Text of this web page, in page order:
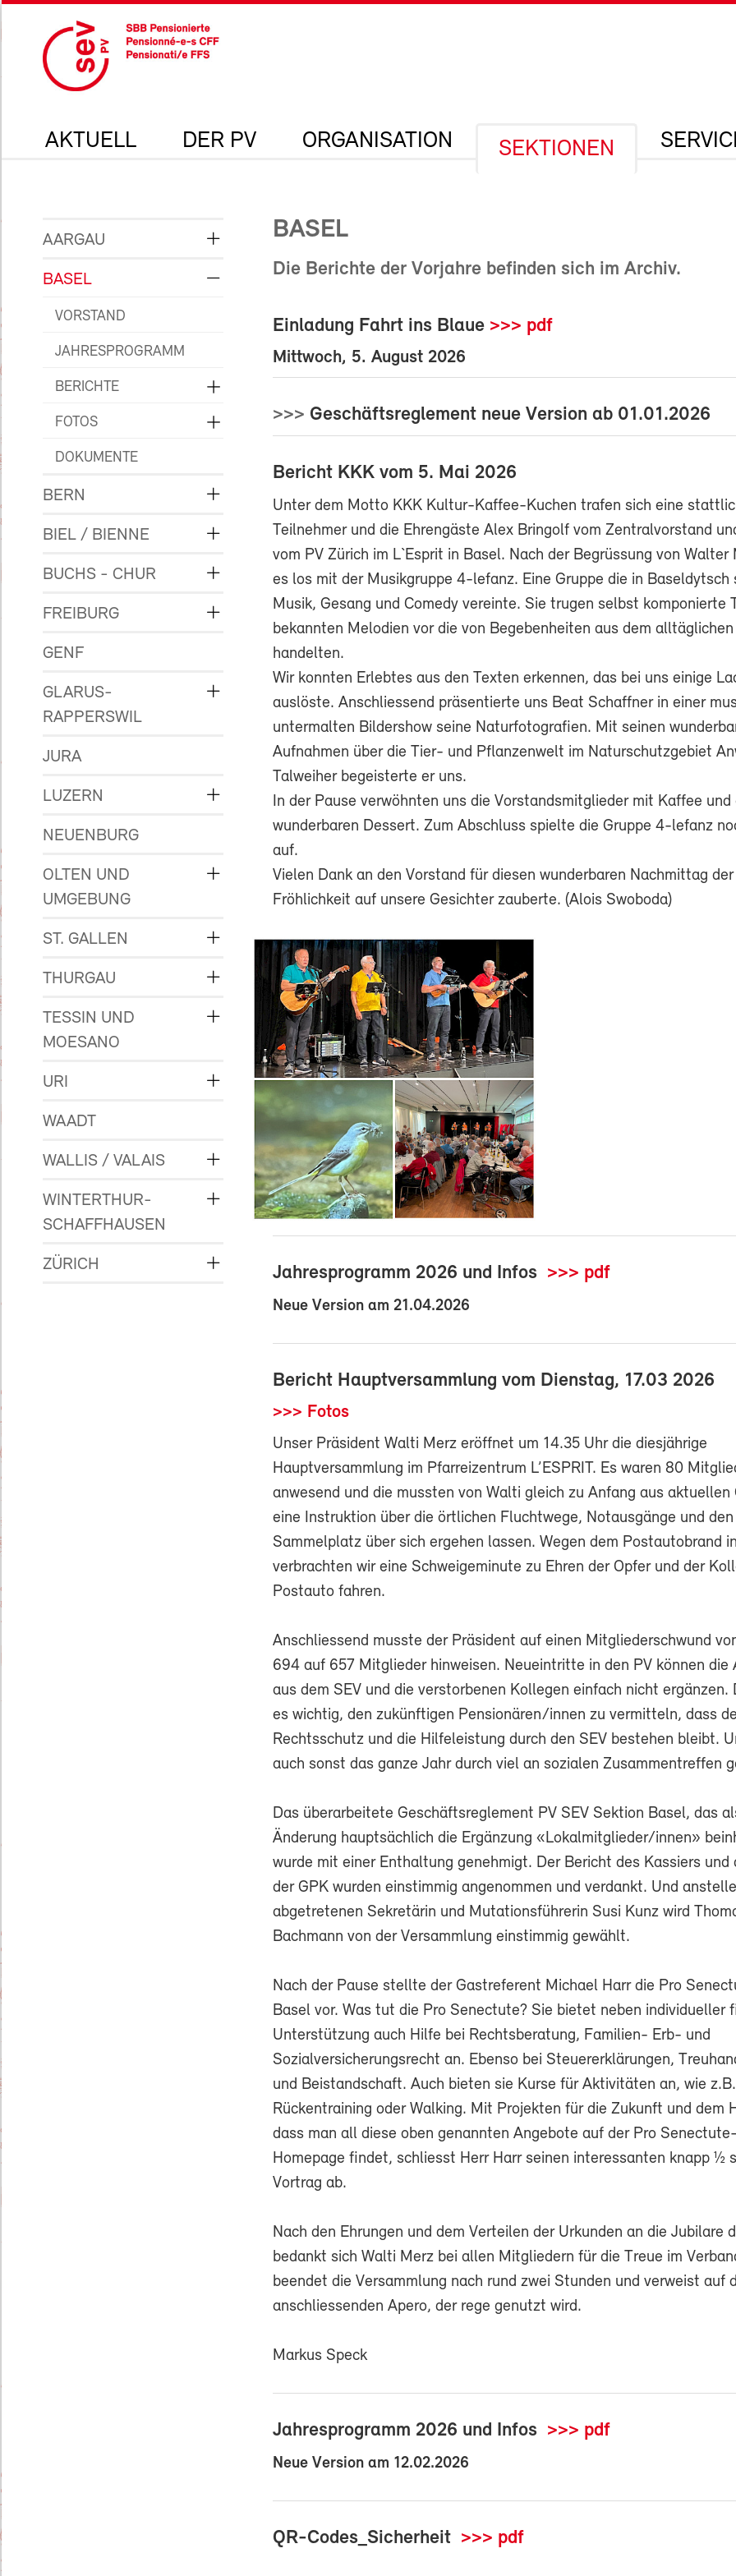
AKTUELL DER PV ORGANISATION SEKTIONEN
AARGAU
BASEL
VORSTAND
JAHRESPROGRAMM
BERICHTE
FOTOS
DOKUMENTE
BERN
BIEL / BIENNE
BUCHS - CHUR
FREIBURG
GENF
GLARUS-
RAPPERSWIL
JURA
LUZERN
NEUENBURG
OLTEN UND
UMGEBUNG
ST. GALLEN
THURGAU
TESSIN UND
MOESANO
URI
WAADT
WALLIS / VALAIS
WINTERTHUR-
SCHAFFHAUSEN
ZÜRICH
BASEL
Die Berichte der Vorjahre befinden sich im Archiv.
Einladung Fahrt ins Blaue >>> pdf
Mittwoch, 5. August 2026
>>> Geschäftsreglement neue Version ab 01.01.2026
Bericht KKK vom 5. Mai 2026
Unter dem Motto KKK Kultur-Kaffee-Kuchen trafen sich eine
Teilnehmer und die Ehrengäste Alex Bringolf vom Zentralvorstand
vom PV Zürich im L`Esprit in Basel. Nach der Begrüssung von Walter
es los mit der Musikgruppe 4-lefanz. Eine Gruppe die in Baseldytsch
Musik, Gesang und Comedy vereinte. Sie trugen selbst komponierte
bekannten Melodien vor die von Begebenheiten aus dem
handelten.
Wir konnten Erlebtes aus den Texten erkennen, das bei uns einige
auslöste. Anschliessend präsentierte uns Beat Schaffner in einer
untermalten Bildershow seine Naturfotografien. Mit seinen
Aufnahmen über die Tier- und Pflanzenwelt im Naturschutzgebiet
Talweiher begeisterte er uns.
In der Pause verwöhnten uns die Vorstandsmitglieder mit Kaffee und
wunderbaren Dessert. Zum Abschluss spielte die Gruppe 4-lefanz
auf.
Vielen Dank an den Vorstand für diesen wunderbaren Nachmittag
Fröhlichkeit auf unsere Gesichter zauberte. (Alois Swoboda)
Jahresprogramm 2026 und Infos >>> pdf
Neue Version am 21.04.2026
Bericht Hauptversammlung vom Dienstag, 17.03 2026
>>> Fotos
Unser Präsident Walti Merz eröffnet um 14.35 Uhr die diesjährige
Hauptversammlung im Pfarreizentrum L’ESPRIT. Es waren 80
anwesend und die mussten von Walti gleich zu Anfang aus aktuellen
eine Instruktion über die örtlichen Fluchtwege, Notausgänge und den
Sammelplatz über sich ergehen lassen. Wegen dem Postautobrand
verbrachten wir eine Schweigeminute zu Ehren der Opfer und der
Postauto fahren.
Anschliessend musste der Präsident auf einen Mitgliederschwund
694 auf 657 Mitglieder hinweisen. Neueintritte in den PV können die
aus dem SEV und die verstorbenen Kollegen einfach nicht ergänzen.
es wichtig, den zukünftigen Pensionären/innen zu vermitteln, dass
Rechtsschutz und die Hilfeleistung durch den SEV bestehen bleibt.
auch sonst das ganze Jahr durch viel an sozialen Zusammentreffen
Das überarbeitete Geschäftsreglement PV SEV Sektion Basel, das
Änderung hauptsächlich die Ergänzung «Lokalmitglieder/innen»
wurde mit einer Enthaltung genehmigt. Der Bericht des Kassiers und
der GPK wurden einstimmig angenommen und verdankt. Und
abgetretenen Sekretärin und Mutationsführerin Susi Kunz wird
Bachmann von der Versammlung einstimmig gewählt.
Nach der Pause stellte der Gastreferent Michael Harr die Pro
Basel vor. Was tut die Pro Senectute? Sie bietet neben individueller
Unterstützung auch Hilfe bei Rechtsberatung, Familien- Erb- und
Sozialversicherungsrecht an. Ebenso bei Steuererklärungen,
und Beistandschaft. Auch bieten sie Kurse für Aktivitäten an, wie
Rückentraining oder Walking. Mit Projekten für die Zukunft und dem
dass man all diese oben genannten Angebote auf der Pro
Homepage findet, schliesst Herr Harr seinen interessanten knapp ½
Vortrag ab.
Nach den Ehrungen und dem Verteilen der Urkunden an die Jubilare
bedankt sich Walti Merz bei allen Mitgliedern für die Treue im
beendet die Versammlung nach rund zwei Stunden und verweist auf
anschliessenden Apero, der rege genutzt wird.
Markus Speck
Jahresprogramm 2026 und Infos >>> pdf
Neue Version am 12.02.2026
QR-Codes_Sicherheit >>> pdf